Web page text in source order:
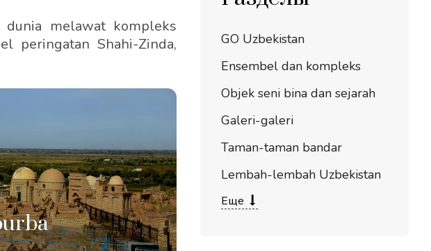
dunia melawat kompleks
peringatan Shahi-Zinda,
GO Uzbekistan
Ensembel dan kompleks
Objek seni bina dan sejarah
Galeri-galeri
Taman-taman bandar
Lembah-lembah Uzbekistan
Еще